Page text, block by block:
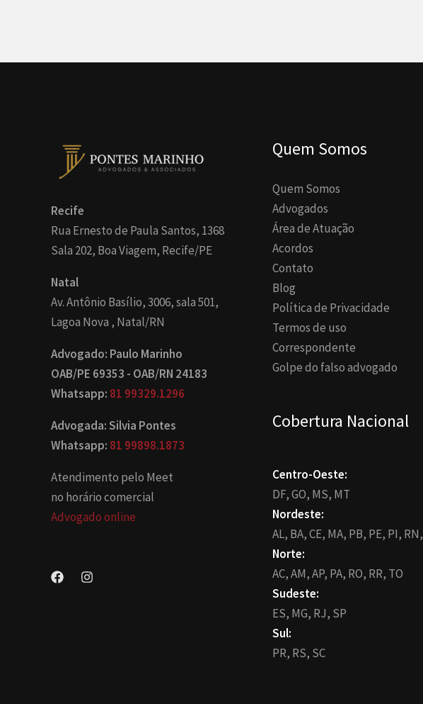
Recife
Rua Ernesto de Paula Santos, 1368
Sala 202, Boa Viagem, Recife/PE
Natal
Av. Antônio Basílio, 3006, sala 501,
Lagoa Nova , Natal/RN
Advogado: Paulo Marinho
OAB/PE 69353 - OAB/RN 24183
Whatsapp: 81 99329.1296
Advogada: Silvia Pontes
Whatsapp: 81 99898.1873
Atendimento pelo Meet
no horário comercial
Advogado online
Quem Somos
Quem Somos
Advogados
Área de Atuação
Acordos
Contato
Blog
Política de Privacidade
Termos de uso
Correspondente
Golpe do falso advogado
Cobertura Nacional
Centro-Oeste:
DF,GO, MS, MT
Nordeste:
AL, BA,CE, MA, PB, PE, PI, RN,
Norte:
AC,AM,AP, PA, RO, RR, TO
Sudeste:
ES, MG, RJ, SP
Sul:
PR, RS, SC